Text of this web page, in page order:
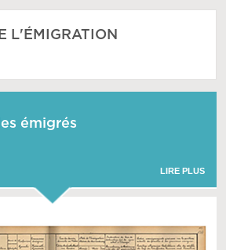
L'ÉMIGRATION
émigrés
LIRE PLUS